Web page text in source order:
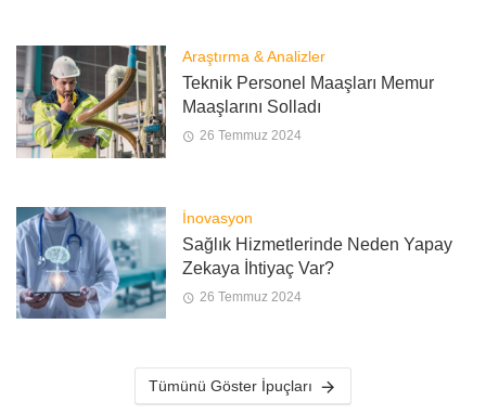
Araştırma & Analizler
Teknik Personel Maaşları Memur
Maaşlarını Solladı
26 Temmuz 2024
İnovasyon
Sağlık Hizmetlerinde Neden Yapay
Zekaya İhtiyaç Var?
26 Temmuz 2024
Tümünü Göster İpuçları